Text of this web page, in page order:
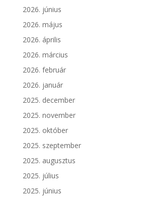
2026. június
2026. május
2026. április
2026. március
2026. február
2026. január
2025. december
2025. november
2025. október
2025. szeptember
2025. augusztus
2025. július
2025. június